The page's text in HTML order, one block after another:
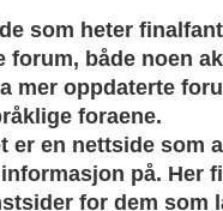
som heter
forum, både noen
mer oppdaterte
foraene.
er en nettside som
på. Her
for dem som